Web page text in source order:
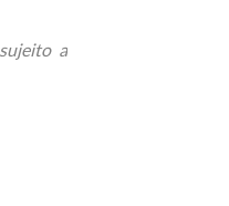
sujeito a